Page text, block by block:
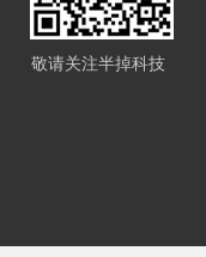
敬请关注半掉科技